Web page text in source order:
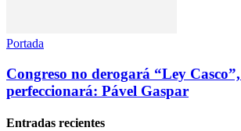
Portada
Congreso no derogará “Ley
perfeccionará: Pável Gaspar
Entradas recientes